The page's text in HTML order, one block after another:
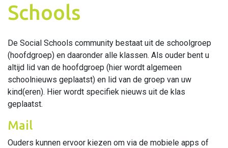
Schools
De Social Schools community bestaat uit de schoolgroep
(hoofdgroep) en daaronder alle klassen. Als ouder bent u
altijd lid van de hoofdgroep (hier wordt algemeen
schoolnieuws geplaatst) en lid van de groep van uw
kind(eren). Hier wordt specifiek nieuws uit de klas
geplaatst.
Mail
Ouders kunnen ervoor kiezen om via de mobiele apps of